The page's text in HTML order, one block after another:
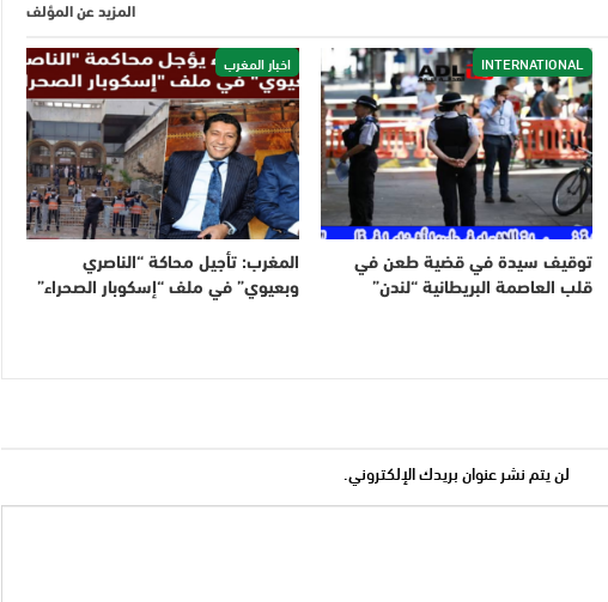
المزيد عن المؤلف
INTERNATIONAL
توقيف سيدة في قضية طعن في
قلب العاصمة البريطانية “لندن”
اخبار المغرب
المغرب: تأجيل محاكة “الناصري
وبعيوي” في ملف “إسكوبار الصحراء”
لن يتم نشر عنوان بريدك الإلكتروني.